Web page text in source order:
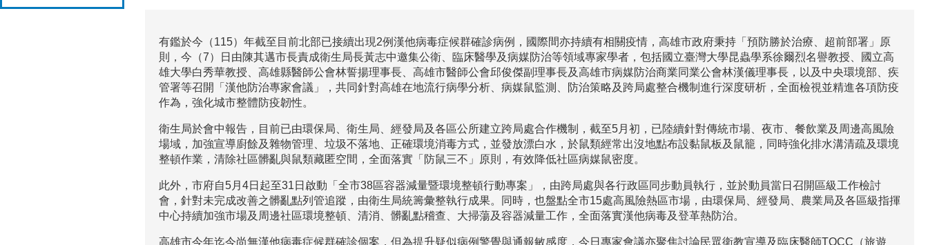
有鑑於今（115）年截至目前北部已接續出現2例漢他病毒症候群確診病例，國際間亦持續有相關疫情，高雄市政府秉持「預防勝於治療、超前部署」原
則，今（7）日由陳其邁市長責成衛生局長黃志中邀集公衛、臨床醫學及病媒防治等領域專家學者，包括國立臺灣大學昆蟲學系徐爾烈名譽教授、國立高
雄大學白秀華教授、高雄縣醫師公會林誓揚理事長、高雄市醫師公會邱俊傑副理事長及高雄市病媒防治商業同業公會林漢儀理事長，以及中央環境部、疾
管署等召開「漢他防治專家會議」，共同針對高雄在地流行病學分析、病媒鼠監測、防治策略及跨局處整合機制進行深度研析，全面檢視並精進各項防疫
作為，強化城市整體防疫韌性。
衛生局於會中報告，目前已由環保局、衛生局、經發局及各區公所建立跨局處合作機制，截至5月初，已陸續針對傳統市場、夜市、餐飲業及周邊高風險
場域，加強宣導廚餘及雜物管理、垃圾不落地、正確環境消毒方式，並發放漂白水，於鼠類經常出沒地點布設黏鼠板及鼠籠，同時強化排水溝清疏及環境
整頓作業，清除社區髒亂與鼠類藏匿空間，全面落實「防鼠三不」原則，有效降低社區病媒鼠密度。
此外，市府自5月4日起至31日啟動「全市38區容器減量暨環境整頓行動專案」，由跨局處與各行政區同步動員執行，並於動員當日召開區級工作檢討
會，針對未完成改善之髒亂點列管追蹤，由衛生局統籌彙整執行成果。同時，也盤點全市15處高風險熱區市場，由環保局、經發局、農業局及各區級指揮
中心持續加強市場及周邊社區環境整頓、清消、髒亂點稽查、大掃蕩及容器減量工作，全面落實漢他病毒及登革熱防治。
高雄市今年迄今尚無漢他病毒症候群確診個案，但為提升疑似病例警覺與通報敏感度，今日專家會議亦聚焦討論民眾衛教宣導及臨床醫師TOCC（旅遊